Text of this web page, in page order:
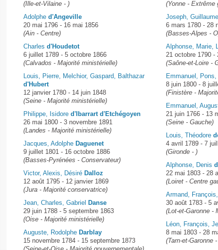
(Ille-et-Vilaine - )
Adolphe d'Angeville
20 mai 1796 - 16 mai 1856
(Ain - Centre)
Charles d'Houdetot
6 juillet 1789 - 5 octobre 1866
(Calvados - Majorité ministérielle)
Louis, Pierre, Melchior, Gaspard, Balthazar
d'Hubert
12 janvier 1780 - 14 juin 1848
(Seine - Majorité ministérielle)
Philippe, Isidore d'Ibarrart d'Etchégoyen
26 mai 1800 - 3 novembre 1891
(Landes - Majorité ministérielle)
Jacques, Adolphe Daguenet
9 juillet 1801 - 16 octobre 1886
(Basses-Pyrénées - Conservateur)
Victor, Alexis, Désiré Dalloz
12 août 1795 - 12 janvier 1869
(Jura - Majorité conservatrice)
Jean, Charles, Gabriel
Danse
29 juin 1788 - 5 septembre 1863
(Oise - Majorité ministérielle)
Auguste, Rodolphe Darblay
15 novembre 1784 - 15 septembre 1873
(Yonne - Extrême
Joseph,
6 mars 1780 - 28
(Basses-Alpes -
Alphonse, Marie,
21 octobre 1790 -
(Saône-et-Loire -
Emmanuel,
8 juin 1800 - 8
(Finistère -
Emmanuel,
21 juin 1766 - 13
(Seine - Gauche)
Louis, Théodore
4 avril 1789 - 7
(Gironde - )
Alphonse, Denis
22 mai 1803 - 28
(Loiret - Centre
Armand,
30 août 1783 - 5
(Lot-et-Garonne -
Léon, François,
8 mai 1803 - 28
(Tarn-et-Garonne